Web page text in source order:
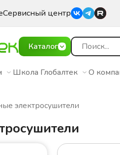
Сервисный центр
Каталог
Школа Глобалтек О
электросушители